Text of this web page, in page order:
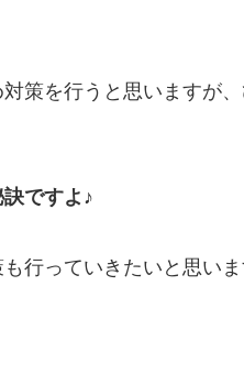
策を行うと思いますが
ですよ♪
行っていきたいと思いま